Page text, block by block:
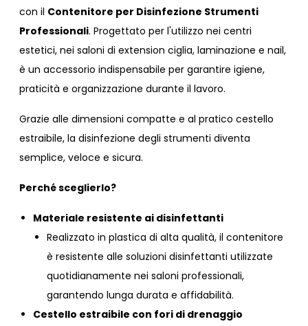
con il Contenitore per Disinfezione Strumenti
Professionali. Progettato per l'utilizzo nei centri
estetici, nei saloni di extension ciglia, laminazione e nail,
è un accessorio indispensabile per garantire igiene,
praticità e organizzazione durante il lavoro.
Grazie alle dimensioni compatte e al pratico cestello
estraibile, la disinfezione degli strumenti diventa
semplice, veloce e sicura.
Perché sceglierlo?
Materiale resistente ai disinfettanti
Realizzato in plastica di alta qualità, il contenitore
è resistente alle soluzioni disinfettanti utilizzate
quotidianamente nei saloni professionali,
garantendo lunga durata e affidabilità.
Cestello estraibile con fori di drenaggio